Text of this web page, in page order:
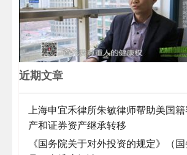
近期文章
上海申宜禾律所朱敏律师帮助美国
产和证券资产继承转移
《国务院关于对外投资的规定》（